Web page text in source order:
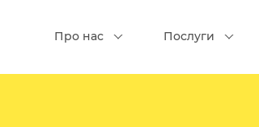
Про нас Послуги